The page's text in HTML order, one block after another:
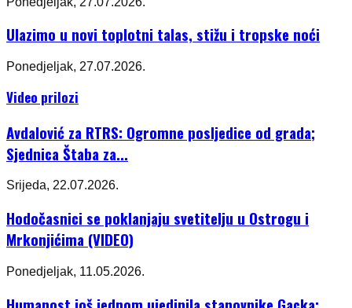
Ulazimo u novi toplotni talas, stižu i tropske noći
Ponedjeljak, 27.07.2026.
Video prilozi
Avdalović za RTRS: Ogromne posljedice od grada;
Sjednica Štaba za...
Srijeda, 22.07.2026.
Hodočasnici se poklanjaju svetitelju u Ostrogu i
Mrkonjićima (VIDEO)
Ponedjeljak, 11.05.2026.